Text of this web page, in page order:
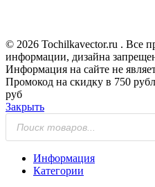
© 2026 Tochilkavector.ru . Все
информации, дизайна
Информация на сайте не
Промокод на скидку в 750
руб
Закрыть
Поиск
товаров
Информация
Категории